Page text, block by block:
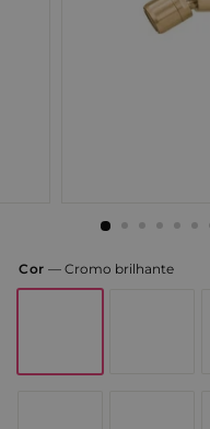
Cor—Cromo brilhante